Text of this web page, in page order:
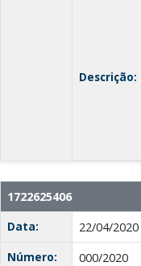
Descrição:
1722625406
Data:
22/04/2020
Número:
000/2020